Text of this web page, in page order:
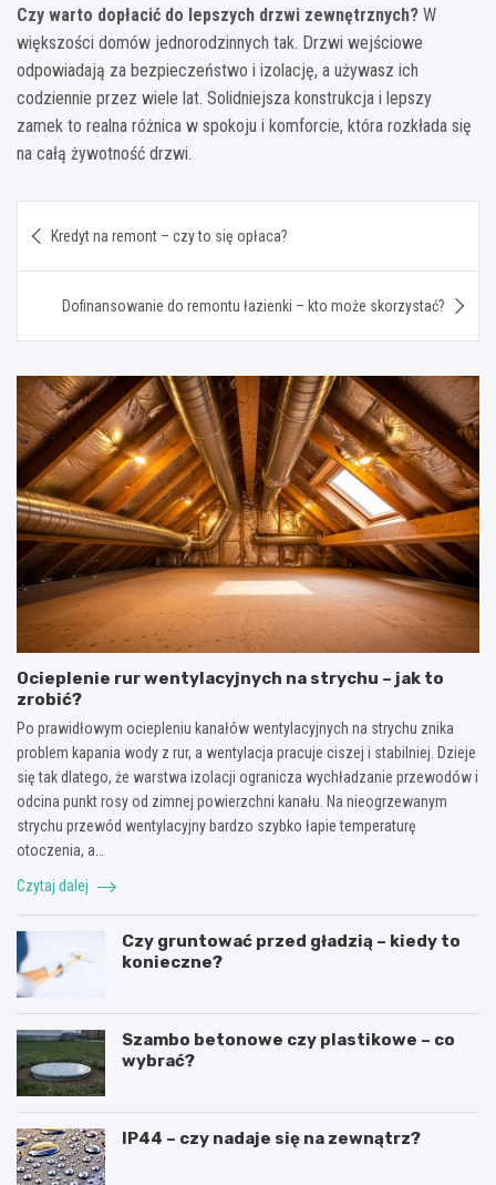
Czy warto dopłacić do lepszych drzwi zewnętrznych? W
większości domów jednorodzinnych tak. Drzwi wejściowe
odpowiadają za bezpieczeństwo i izolację, a używasz ich
codziennie przez wiele lat. Solidniejsza konstrukcja i lepszy
zamek to realna różnica w spokoju i komforcie, która rozkłada się
na całą żywotność drzwi.
wpisu
Kredyt na remont – czy to się opłaca?
Dofinansowanie do remontu łazienki – kto może skorzystać?
Ocieplenie rur wentylacyjnych na strychu – jak to
zrobić?
Po prawidłowym ociepleniu kanałów wentylacyjnych na strychu znika
problem kapania wody z rur, a wentylacja pracuje ciszej i stabilniej. Dzieje
się tak dlatego, że warstwa izolacji ogranicza wychładzanie przewodów i
odcina punkt rosy od zimnej powierzchni kanału. Na nieogrzewanym
strychu przewód wentylacyjny bardzo szybko łapie temperaturę
otoczenia, a…
Czytaj dalej
Czy gruntować przed gładzią – kiedy to
konieczne?
Szambo betonowe czy plastikowe – co
wybrać?
IP44 – czy nadaje się na zewnątrz?